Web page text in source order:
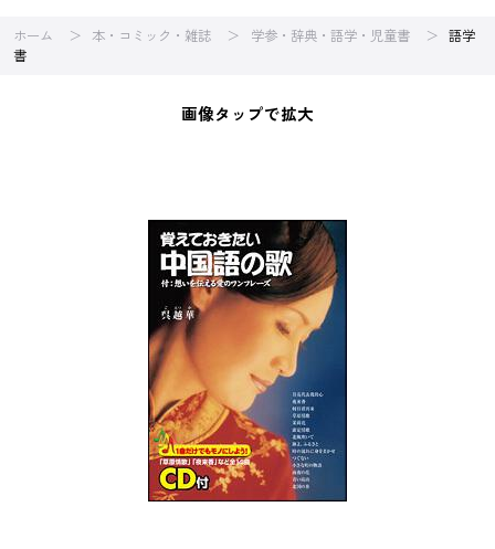
ホーム 本・コミック・雑誌 学参・辞典・語学・児童書
語学
書
画像タップで拡大